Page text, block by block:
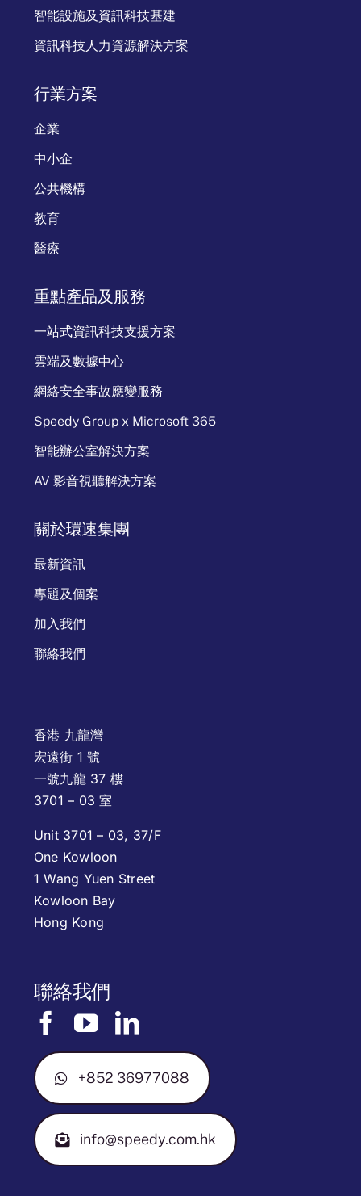
智能設施及資訊科技基建
資訊科技人力資源解決方案
行業方案
企業
中小企
公共機構
教育
醫療
聯絡我們
+852 36977088
info@speedy.com.hk
重點產品及服務
一站式資訊科技支援方案
雲端及數據中心
網絡安全事故應變服務
Speedy Group x Microsoft 365
智能辦公室解決方案
AV 影音視聽解決方案
關於環速集團
最新資訊
專題及個案
加入我們
聯絡我們
香港 九龍灣
宏遠街 1 號
一號九龍 37 樓
3701 – 03 室
Unit 3701 – 03, 37/F
One Kowloon
1 Wang Yuen Street
Kowloon Bay
Hong Kong